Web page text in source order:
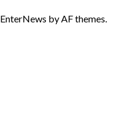
EnterNews by AF themes.